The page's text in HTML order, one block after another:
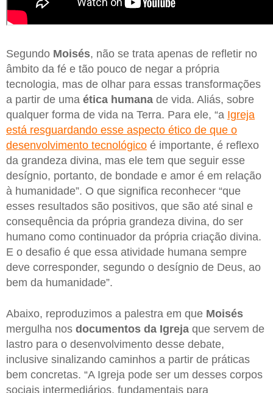
Segundo Moisés, não se trata apenas de refletir no
âmbito da fé e tão pouco de negar a própria
tecnologia, mas de olhar para essas transformações
a partir de uma ética humana de vida. Aliás, sobre
qualquer forma de vida na Terra. Para ele, “a Igreja
está resguardando esse aspecto ético de que o
desenvolvimento tecnológico é importante, é reflexo
da grandeza divina, mas ele tem que seguir esse
desígnio, portanto, de bondade e amor é em relação
à humanidade”. O que significa reconhecer “que
esses resultados são positivos, que são até sinal e
consequência da própria grandeza divina, do ser
humano como continuador da própria criação divina.
E o desafio é que essa atividade humana sempre
deve corresponder, segundo o desígnio de Deus, ao
bem da humanidade”.
Abaixo, reproduzimos a palestra em que Moisés
mergulha nos documentos da Igreja que servem de
lastro para o desenvolvimento desse debate,
inclusive sinalizando caminhos a partir de práticas
bem concretas. “A Igreja pode ser um desses corpos
sociais intermediários, fundamentais para